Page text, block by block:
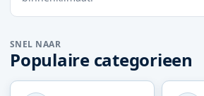
SNEL NAAR
Populaire categorieen